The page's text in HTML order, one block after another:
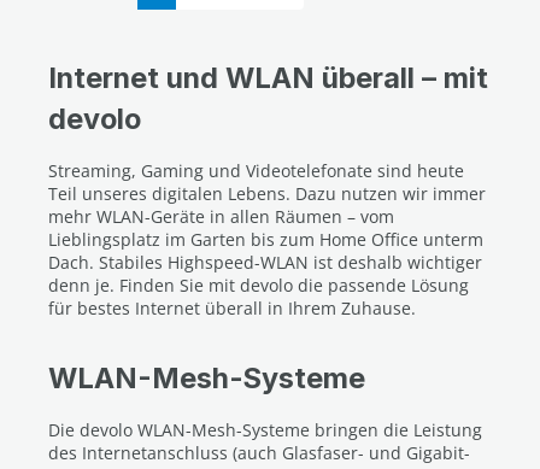
Internet und WLAN überall – mit
devolo
Streaming, Gaming und Videotelefonate sind heute
Teil unseres digitalen Lebens. Dazu nutzen wir immer
mehr WLAN-Geräte in allen Räumen – vom
Lieblingsplatz im Garten bis zum Home Office unterm
Dach. Stabiles Highspeed-WLAN ist deshalb wichtiger
denn je. Finden Sie mit devolo die passende Lösung
für bestes Internet überall in Ihrem Zuhause.
WLAN-Mesh-Systeme
Die devolo WLAN-Mesh-Systeme bringen die Leistung
des Internetanschluss (auch Glasfaser- und Gigabit-